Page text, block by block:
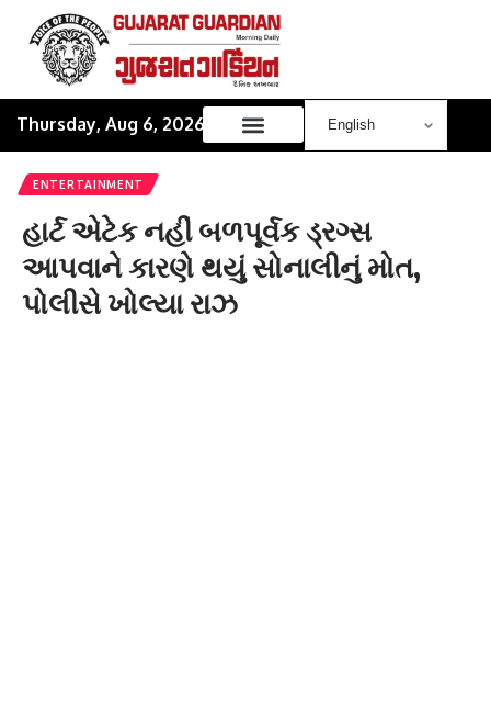
Thursday, Aug 6, 2026
ENTERTAINMENT
હાર્ટ એટેક નહીં બળપૂર્વક ડ્રગ્સ
આપવાને કારણે થયું સોનાલીનું મોત,
પોલીસે ખોલ્યા રાઝ